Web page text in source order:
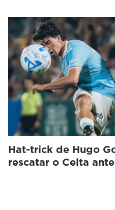
Hat-trick de Hugo
rescatar o Celta